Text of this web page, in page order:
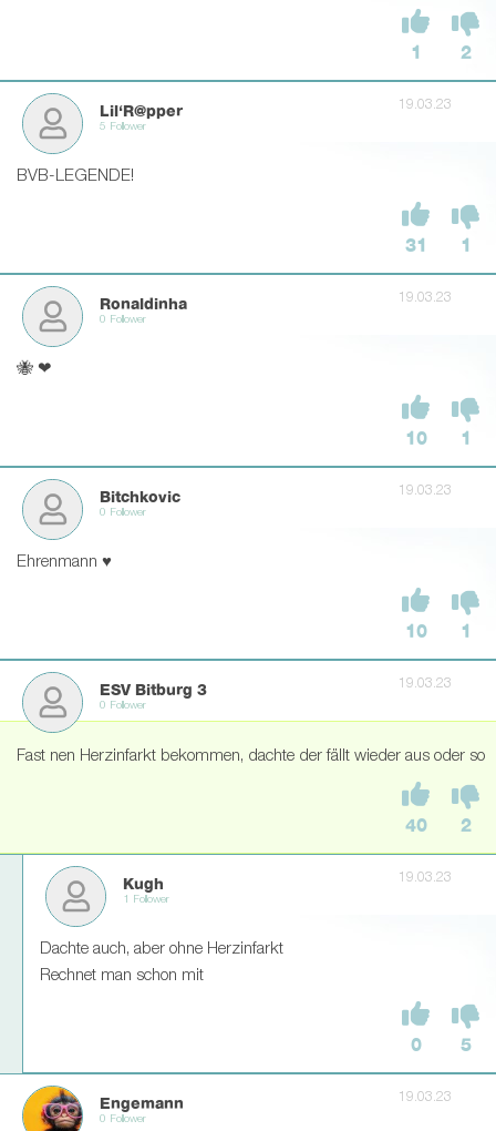
1 2
Lil‘R@pper
5 Follower
19.03.23
BVB-LEGENDE!
31 1
Ronaldinha
0 Follower
19.03.23
🐝 ❤
10 1
Bitchkovic
0 Follower
19.03.23
Ehrenmann ♥
10 1
ESV Bitburg 3
0 Follower
19.03.23
Fast nen Herzinfarkt bekommen, dachte der fällt wieder aus oder so
40 2
Kugh
1 Follower
19.03.23
Dachte auch, aber ohne Herzinfarkt
Rechnet man schon mit
0 5
Engemann
0 Follower
19.03.23